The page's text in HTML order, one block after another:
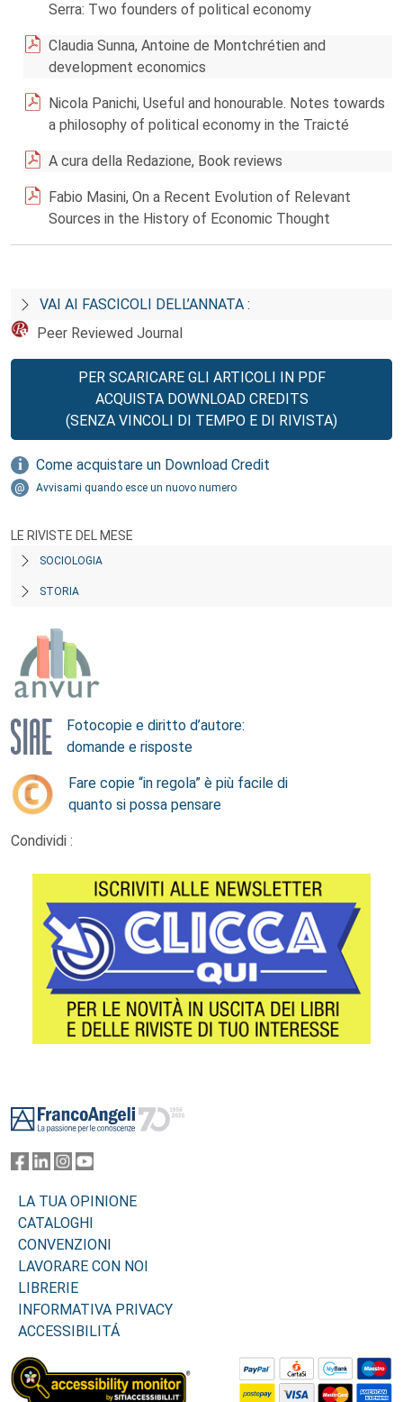
Serra: Two founders of political economy
Claudia Sunna, Antoine de Montchrétien and
development economics
Nicola Panichi, Useful and honourable. Notes towards
a philosophy of political economy in the Traicté
A cura della Redazione, Book reviews
Fabio Masini, On a Recent Evolution of Relevant
Sources in the History of Economic Thought
VAI AI FASCICOLI DELL’ANNATA :
Peer Reviewed Journal
PER SCARICARE GLI ARTICOLI IN PDF
ACQUISTA DOWNLOAD CREDITS
(SENZA VINCOLI DI TEMPO E DI RIVISTA)
Come acquistare un Download Credit
Avvisami quando esce un nuovo numero
LE RIVISTE DEL MESE
SOCIOLOGIA
STORIA
Fotocopie e diritto d’autore:
domande e risposte
Fare copie “in regola” è più facile di
quanto si possa pensare
Condividi :
LA TUA OPINIONE
CATALOGHI
CONVENZIONI
LAVORARE CON NOI
LIBRERIE
INFORMATIVA PRIVACY
ACCESSIBILITÁ